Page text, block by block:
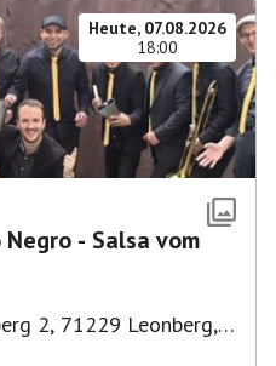
Heute, 07.08.2026
18:00
- Salsa vom
2, 71229 Leonberg,